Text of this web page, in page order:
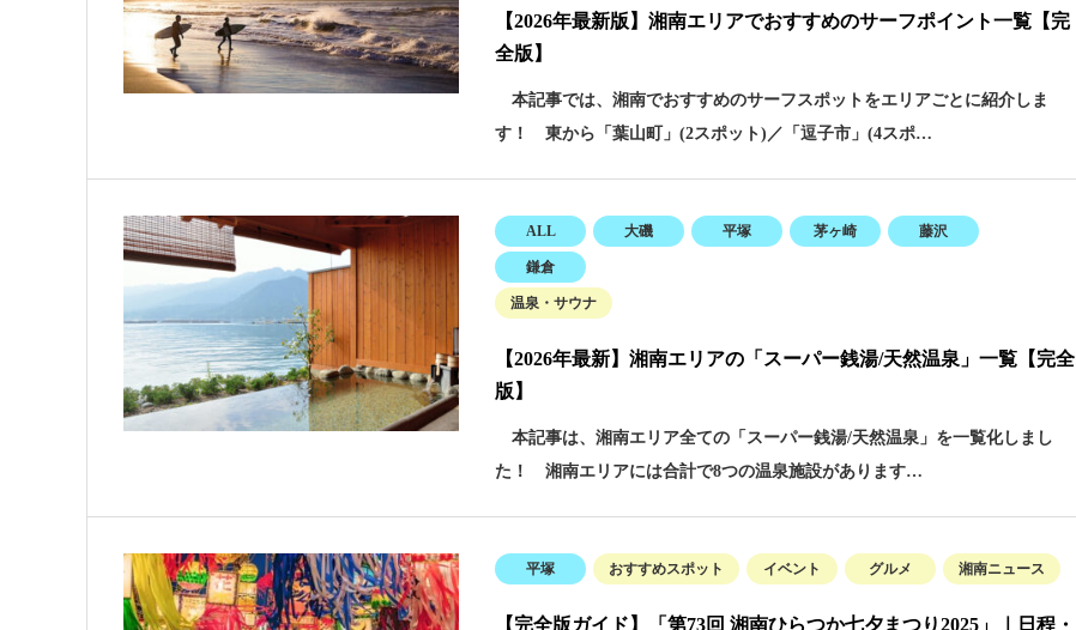
【2026年最新版】湘南エリアでおすすめのサーフポイント一覧【完
全版】
本記事では、湘南でおすすめのサーフスポットをエリアごとに紹介しま
す！ 東から「葉山町」(2スポット)／「逗子市」(4スポ…
ALL 大磯 平塚 茅ヶ崎 藤沢
鎌倉
温泉・サウナ
【2026年最新】湘南エリアの「スーパー銭湯/天然温泉」一覧【完全
版】
本記事は、湘南エリア全ての「スーパー銭湯/天然温泉」を一覧化しまし
た！ 湘南エリアには合計で8つの温泉施設があります…
平塚 おすすめスポット イベント グルメ 湘南ニュース
【完全版ガイド】「第73回 湘南ひらつか七夕まつり2025」｜日程・